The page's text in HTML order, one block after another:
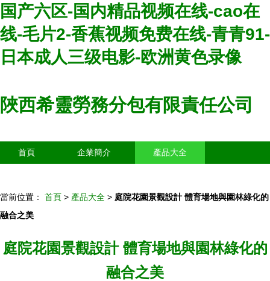
国产六区-国内精品视频在线-cao在
线-毛片2-香蕉视频免费在线-青青91-
日本成人三级电影-欧洲黄色录像
陜西希靈勞務分包有限責任公司
首頁 企業簡介 產品大全
當前位置： 首頁 > 產品大全 > 庭院花園景觀設計 體育場地與園林綠化的
融合之美
庭院花園景觀設計 體育場地與園林綠化的
融合之美